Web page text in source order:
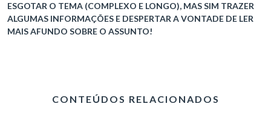
ESGOTAR O TEMA (COMPLEXO E LONGO), MAS SIM TRAZER
ALGUMAS INFORMAÇÕES E DESPERTAR A VONTADE DE LER
MAIS AFUNDO SOBRE O ASSUNTO!
CONTEÚDOS RELACIONADOS